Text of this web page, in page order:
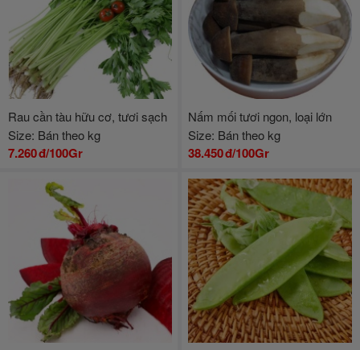
Rau cần tàu hữu cơ, tươi sạch
Size: Bán theo kg
7.260đ/100Gr
Nấm mối tươi ngon, loại lớn
Size: Bán theo kg
38.450đ/100Gr